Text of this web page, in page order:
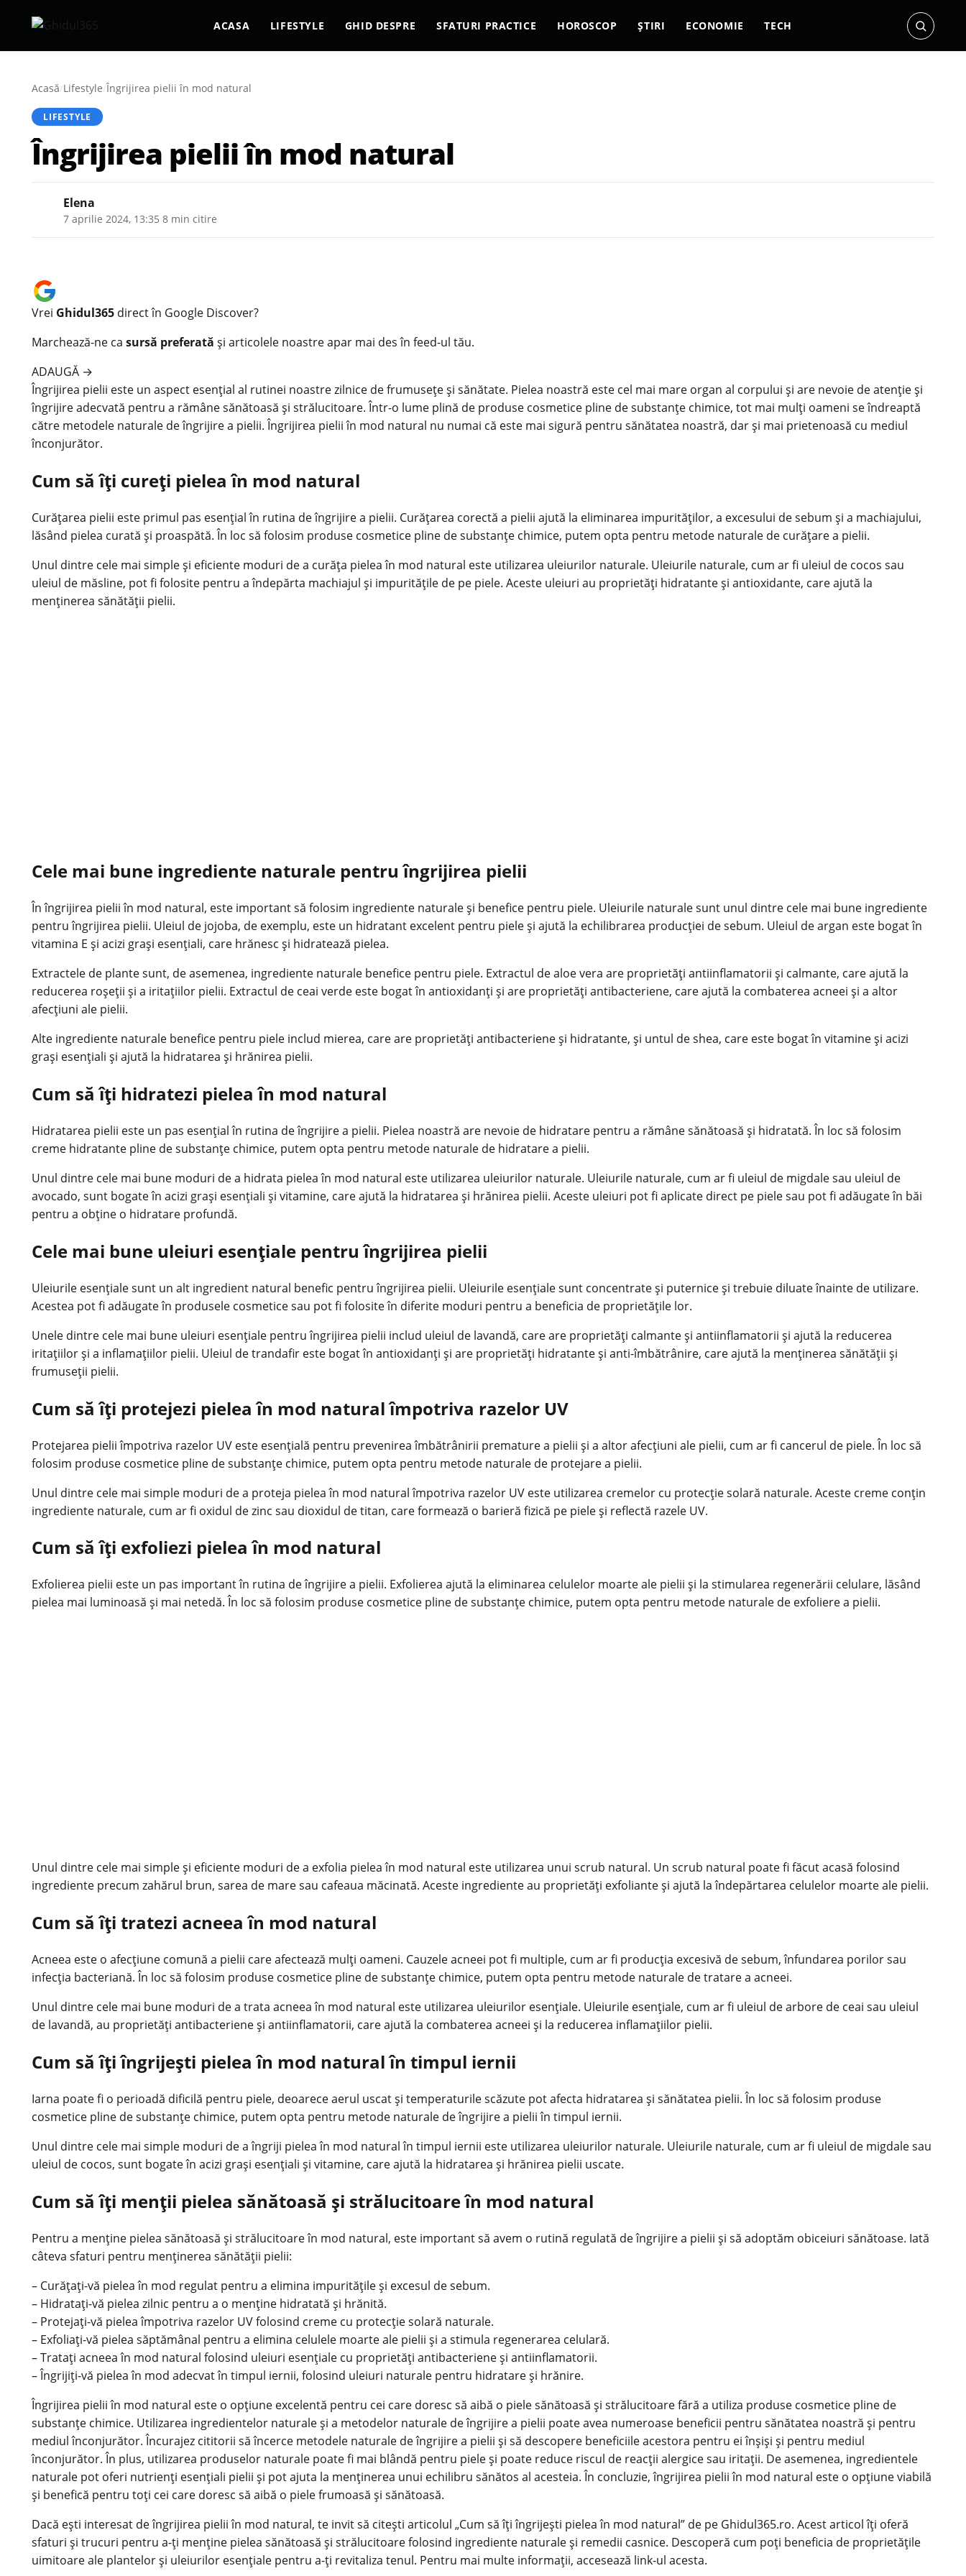
ACASA LIFESTYLE GHID DESPRE SFATURI PRACTICE HOROSCOP ȘTIRI ECONOMIE TECH
Acasă/Lifestyle/Îngrijirea pielii în mod natural
LIFESTYLE
Îngrijirea pielii în mod natural
Elena
7 aprilie 2024, 13:35 8 min citire
Vrei Ghidul365 direct în Google Discover?
Marchează-ne ca sursă preferată și articolele noastre apar mai des în feed-ul tău.
ADAUGĂ →
Îngrijirea pielii este un aspect esențial al rutinei noastre zilnice de frumusețe și sănătate. Pielea noastră este cel mai mare organ al corpului și are nevoie de atenție și
îngrijire adecvată pentru a rămâne sănătoasă și strălucitoare. Într-o lume plină de produse cosmetice pline de substanțe chimice, tot mai mulți oameni se îndreaptă
către metodele naturale de îngrijire a pielii. Îngrijirea pielii în mod natural nu numai că este mai sigură pentru sănătatea noastră, dar și mai prietenoasă cu mediul
înconjurător.
Cum să îți cureți pielea în mod natural
Curățarea pielii este primul pas esențial în rutina de îngrijire a pielii. Curățarea corectă a pielii ajută la eliminarea impurităților, a excesului de sebum și a machiajului,
lăsând pielea curată și proaspătă. În loc să folosim produse cosmetice pline de substanțe chimice, putem opta pentru metode naturale de curățare a pielii.
Unul dintre cele mai simple și eficiente moduri de a curăța pielea în mod natural este utilizarea uleiurilor naturale. Uleiurile naturale, cum ar fi uleiul de cocos sau
uleiul de măsline, pot fi folosite pentru a îndepărta machiajul și impuritățile de pe piele. Aceste uleiuri au proprietăți hidratante și antioxidante, care ajută la
menținerea sănătății pielii.
Cele mai bune ingrediente naturale pentru îngrijirea pielii
În îngrijirea pielii în mod natural, este important să folosim ingrediente naturale și benefice pentru piele. Uleiurile naturale sunt unul dintre cele mai bune ingrediente
pentru îngrijirea pielii. Uleiul de jojoba, de exemplu, este un hidratant excelent pentru piele și ajută la echilibrarea producției de sebum. Uleiul de argan este bogat în
vitamina E și acizi grași esențiali, care hrănesc și hidratează pielea.
Extractele de plante sunt, de asemenea, ingrediente naturale benefice pentru piele. Extractul de aloe vera are proprietăți antiinflamatorii și calmante, care ajută la
reducerea roșeții și a iritațiilor pielii. Extractul de ceai verde este bogat în antioxidanți și are proprietăți antibacteriene, care ajută la combaterea acneei și a altor
afecțiuni ale pielii.
Alte ingrediente naturale benefice pentru piele includ mierea, care are proprietăți antibacteriene și hidratante, și untul de shea, care este bogat în vitamine și acizi
grași esențiali și ajută la hidratarea și hrănirea pielii.
Cum să îți hidratezi pielea în mod natural
Hidratarea pielii este un pas esențial în rutina de îngrijire a pielii. Pielea noastră are nevoie de hidratare pentru a rămâne sănătoasă și hidratată. În loc să folosim
creme hidratante pline de substanțe chimice, putem opta pentru metode naturale de hidratare a pielii.
Unul dintre cele mai bune moduri de a hidrata pielea în mod natural este utilizarea uleiurilor naturale. Uleiurile naturale, cum ar fi uleiul de migdale sau uleiul de
avocado, sunt bogate în acizi grași esențiali și vitamine, care ajută la hidratarea și hrănirea pielii. Aceste uleiuri pot fi aplicate direct pe piele sau pot fi adăugate în băi
pentru a obține o hidratare profundă.
Cele mai bune uleiuri esențiale pentru îngrijirea pielii
Uleiurile esențiale sunt un alt ingredient natural benefic pentru îngrijirea pielii. Uleiurile esențiale sunt concentrate și puternice și trebuie diluate înainte de utilizare.
Acestea pot fi adăugate în produsele cosmetice sau pot fi folosite în diferite moduri pentru a beneficia de proprietățile lor.
Unele dintre cele mai bune uleiuri esențiale pentru îngrijirea pielii includ uleiul de lavandă, care are proprietăți calmante și antiinflamatorii și ajută la reducerea
iritațiilor și a inflamațiilor pielii. Uleiul de trandafir este bogat în antioxidanți și are proprietăți hidratante și anti-îmbătrânire, care ajută la menținerea sănătății și
frumuseții pielii.
Cum să îți protejezi pielea în mod natural împotriva razelor UV
Protejarea pielii împotriva razelor UV este esențială pentru prevenirea îmbătrânirii premature a pielii și a altor afecțiuni ale pielii, cum ar fi cancerul de piele. În loc să
folosim produse cosmetice pline de substanțe chimice, putem opta pentru metode naturale de protejare a pielii.
Unul dintre cele mai simple moduri de a proteja pielea în mod natural împotriva razelor UV este utilizarea cremelor cu protecție solară naturale. Aceste creme conțin
ingrediente naturale, cum ar fi oxidul de zinc sau dioxidul de titan, care formează o barieră fizică pe piele și reflectă razele UV.
Cum să îți exfoliezi pielea în mod natural
Exfolierea pielii este un pas important în rutina de îngrijire a pielii. Exfolierea ajută la eliminarea celulelor moarte ale pielii și la stimularea regenerării celulare, lăsând
pielea mai luminoasă și mai netedă. În loc să folosim produse cosmetice pline de substanțe chimice, putem opta pentru metode naturale de exfoliere a pielii.
Unul dintre cele mai simple și eficiente moduri de a exfolia pielea în mod natural este utilizarea unui scrub natural. Un scrub natural poate fi făcut acasă folosind
ingrediente precum zahărul brun, sarea de mare sau cafeaua măcinată. Aceste ingrediente au proprietăți exfoliante și ajută la îndepărtarea celulelor moarte ale pielii.
Cum să îți tratezi acneea în mod natural
Acneea este o afecțiune comună a pielii care afectează mulți oameni. Cauzele acneei pot fi multiple, cum ar fi producția excesivă de sebum, înfundarea porilor sau
infecția bacteriană. În loc să folosim produse cosmetice pline de substanțe chimice, putem opta pentru metode naturale de tratare a acneei.
Unul dintre cele mai bune moduri de a trata acneea în mod natural este utilizarea uleiurilor esențiale. Uleiurile esențiale, cum ar fi uleiul de arbore de ceai sau uleiul
de lavandă, au proprietăți antibacteriene și antiinflamatorii, care ajută la combaterea acneei și la reducerea inflamațiilor pielii.
Cum să îți îngrijești pielea în mod natural în timpul iernii
Iarna poate fi o perioadă dificilă pentru piele, deoarece aerul uscat și temperaturile scăzute pot afecta hidratarea și sănătatea pielii. În loc să folosim produse
cosmetice pline de substanțe chimice, putem opta pentru metode naturale de îngrijire a pielii în timpul iernii.
Unul dintre cele mai simple moduri de a îngriji pielea în mod natural în timpul iernii este utilizarea uleiurilor naturale. Uleiurile naturale, cum ar fi uleiul de migdale sau
uleiul de cocos, sunt bogate în acizi grași esențiali și vitamine, care ajută la hidratarea și hrănirea pielii uscate.
Cum să îți menții pielea sănătoasă și strălucitoare în mod natural
Pentru a menține pielea sănătoasă și strălucitoare în mod natural, este important să avem o rutină regulată de îngrijire a pielii și să adoptăm obiceiuri sănătoase. Iată
câteva sfaturi pentru menținerea sănătății pielii:
– Curățați-vă pielea în mod regulat pentru a elimina impuritățile și excesul de sebum.
– Hidratați-vă pielea zilnic pentru a o menține hidratată și hrănită.
– Protejați-vă pielea împotriva razelor UV folosind creme cu protecție solară naturale.
– Exfoliați-vă pielea săptămânal pentru a elimina celulele moarte ale pielii și a stimula regenerarea celulară.
– Tratați acneea în mod natural folosind uleiuri esențiale cu proprietăți antibacteriene și antiinflamatorii.
– Îngrijiți-vă pielea în mod adecvat în timpul iernii, folosind uleiuri naturale pentru hidratare și hrănire.
Îngrijirea pielii în mod natural este o opțiune excelentă pentru cei care doresc să aibă o piele sănătoasă și strălucitoare fără a utiliza produse cosmetice pline de
substanțe chimice. Utilizarea ingredientelor naturale și a metodelor naturale de îngrijire a pielii poate avea numeroase beneficii pentru sănătatea noastră și pentru
mediul înconjurător. Încurajez cititorii să încerce metodele naturale de îngrijire a pielii și să descopere beneficiile acestora pentru ei înșiși și pentru mediul
înconjurător. În plus, utilizarea produselor naturale poate fi mai blândă pentru piele și poate reduce riscul de reacții alergice sau iritații. De asemenea, ingredientele
naturale pot oferi nutrienți esențiali pielii și pot ajuta la menținerea unui echilibru sănătos al acesteia. În concluzie, îngrijirea pielii în mod natural este o opțiune viabilă
și benefică pentru toți cei care doresc să aibă o piele frumoasă și sănătoasă.
Dacă ești interesat de îngrijirea pielii în mod natural, te invit să citești articolul „Cum să îțiîngrijești pieleaîn mod natural” de pe Ghidul365.ro. Acest articol îți oferă
sfaturi și trucuri pentru a-ți menține pielea sănătoasă și strălucitoare folosind ingrediente naturale și remedii casnice. Descoperă cum poți beneficia de proprietățile
uimitoare ale plantelor și uleiurilor esențiale pentru a-ți revitaliza tenul. Pentru mai multe informații, accesează link-ul acesta.